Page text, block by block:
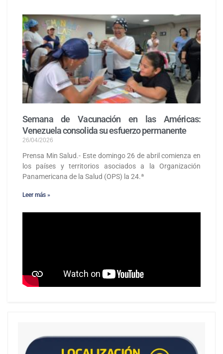
Semana de Vacunación en las Américas:
Venezuela consolida su esfuerzo permanente
26/04/2026
Prensa Min Salud.- Este domingo 26 de abril comienza en
los países y territorios asociados a la Organización
Panamericana de la Salud (OPS) la 24.ª
Leer más »